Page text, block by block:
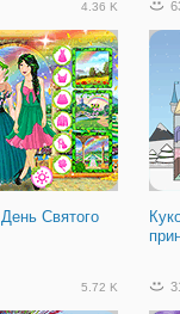
4.36 K
Святого
5.72 K